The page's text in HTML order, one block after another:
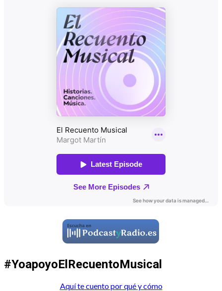
#YoapoyoElRecuentoMusical
Aquí te cuento por qué y cómo